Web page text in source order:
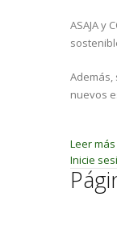
ASAJA y
nuevos
Leer más
Inicie